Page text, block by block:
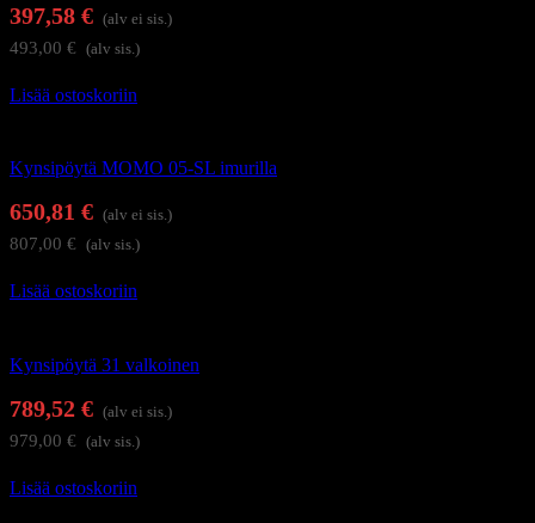
397,58 € (alv ei sis.)
493,00 € (alv sis.)
Lisää ostoskoriin
Kynsipöytä MOMO 05-SL imurilla
650,81 € (alv ei sis.)
807,00 € (alv sis.)
Lisää ostoskoriin
Kynsipöytä 31 valkoinen
789,52 € (alv ei sis.)
979,00 € (alv sis.)
Lisää ostoskoriin